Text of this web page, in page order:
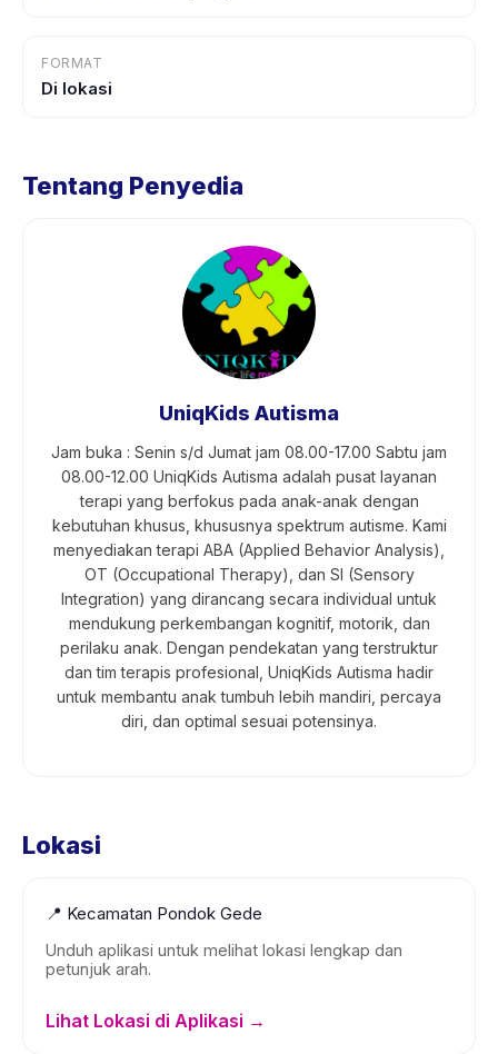
FORMAT
Di lokasi
Tentang Penyedia
UniqKids Autisma
Jam buka : Senin s/d Jumat jam 08.00-17.00 Sabtu jam
08.00-12.00 UniqKids Autisma adalah pusat layanan
terapi yang berfokus pada anak-anak dengan
kebutuhan khusus, khususnya spektrum autisme. Kami
menyediakan terapi ABA (Applied Behavior Analysis),
OT (Occupational Therapy), dan SI (Sensory
Integration) yang dirancang secara individual untuk
mendukung perkembangan kognitif, motorik, dan
perilaku anak. Dengan pendekatan yang terstruktur
dan tim terapis profesional, UniqKids Autisma hadir
untuk membantu anak tumbuh lebih mandiri, percaya
diri, dan optimal sesuai potensinya.
Lokasi
📍 Kecamatan Pondok Gede
Unduh aplikasi untuk melihat lokasi lengkap dan
petunjuk arah.
Lihat Lokasi di Aplikasi →